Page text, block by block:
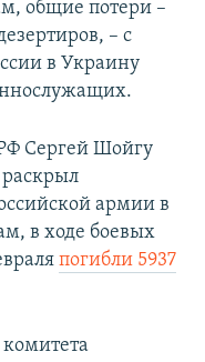
общие потери –
– с
в Украину
Сергей Шойгу
раскрыл
армии в
в ходе боевых
погибли 5937